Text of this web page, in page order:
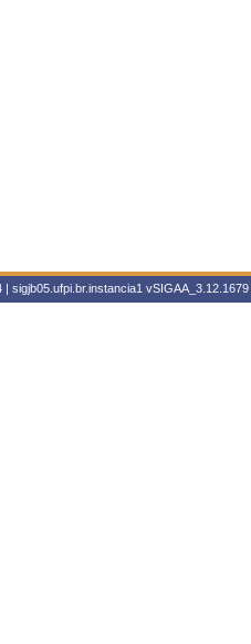
sigjb05.ufpi.br.instancia1 vSIGAA_3.12.1679